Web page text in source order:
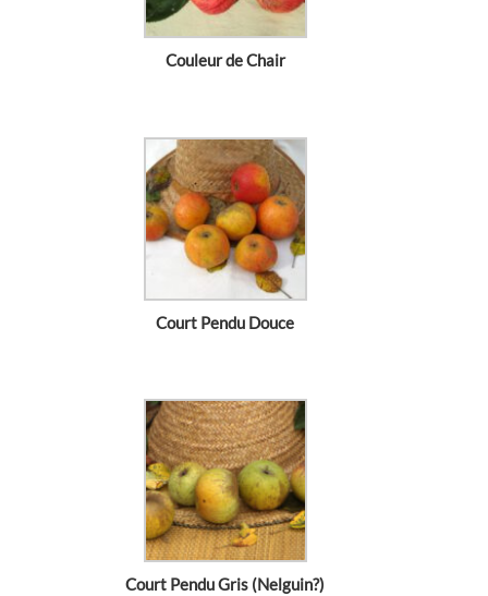
Couleur de Chair
Court Pendu Douce
Court Pendu Gris (Nelguin?)